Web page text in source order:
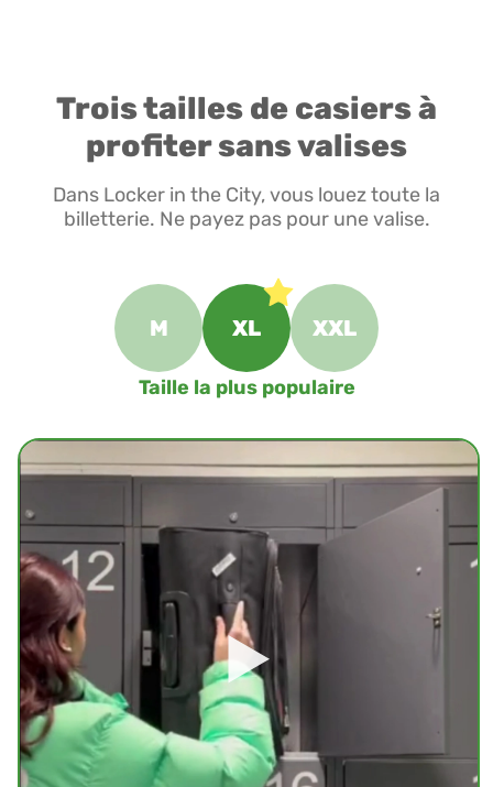
Trois tailles de casiers à
profiter sans valises
Dans Locker in the City, vous louez toute la
billetterie. Ne payez pas pour une valise.
M XL XXL
Taille la plus populaire